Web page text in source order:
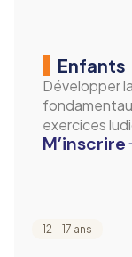
Enfants
Développer
exercices
M’inscrire
12 – 17 ans